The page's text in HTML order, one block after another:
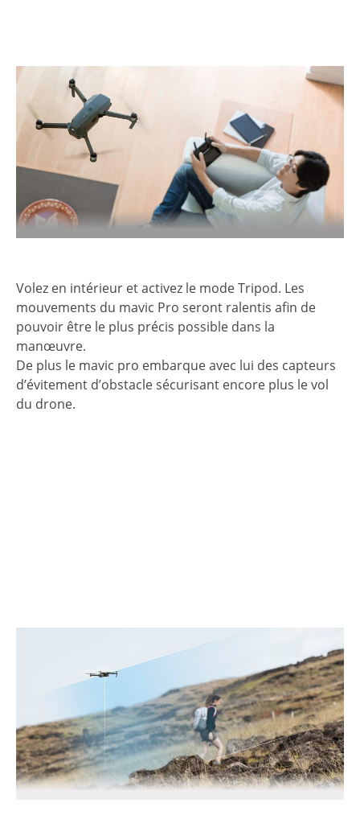
Volez en intérieur et activez le mode Tripod. Les
mouvements du mavic Pro seront ralentis afin de
pouvoir être le plus précis possible dans la
manœuvre.
De plus le mavic pro embarque avec lui des capteurs
d’évitement d’obstacle sécurisant encore plus le vol
du drone.